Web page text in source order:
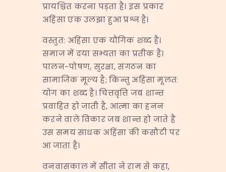
प्रायश्चित करना पड़ता है। इस प्रकार
अहिंसा एक उलझा हुआ प्रश्न है।
वस्तुत: अहिंसा एक यौगिक शब्द है।
समाज में दया सभ्यता का प्रतीक है।
पालन-पोषण, सुरक्षा, संगठन का
सामाजिक मूल्य है; किन्तु अहिंसा मूलत:
योग का शब्द है। चित्तवृत्ति जब शान्त
प्रवाहित हो जाती है, आत्मा का हनन
करने वाले विकार जब शान्त हो जाते हैं
उस समय साधक अहिंसा की कसौटी पर
आ जाता है।
वनवासकाल में सीता ने राम से कहा,